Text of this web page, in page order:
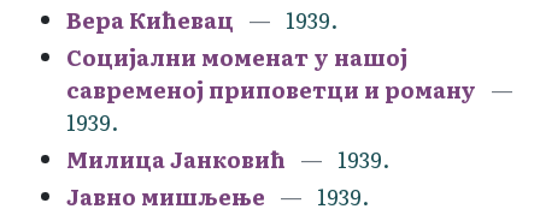
Вера Кићевац
1939.
Социјални моменат у нашој
савременој приповетци и роману
1939.
Милица Јанковић
1939.
Јавно мишљење
1939.